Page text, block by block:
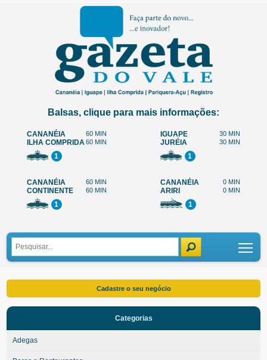
Balsas, clique para mais informações:
CANANÉIA 60 MIN
ILHA COMPRIDA60 MIN
1
IGUAPE 30 MIN
JURÉIA 30 MIN
1
CANANÉIA 60 MIN
CONTINENTE 60 MIN
1
CANANÉIA 0 MIN
ARIRI 0 MIN
1
Cadastre o seu negócio
Categorias
Adegas